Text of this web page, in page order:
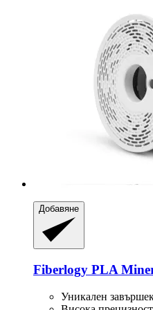
Добавяне
Fiberlogy PLA
Уникален